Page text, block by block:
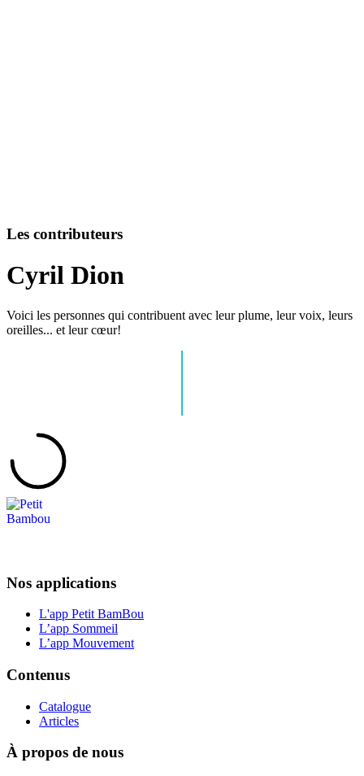
Les contributeurs
Cyril Dion
Voici les personnes qui contribuent avec leur plume, leur voix, leurs
oreilles... et leur cœur!
Nos applications
L'app Petit BamBou
L’app Sommeil
L’app Mouvement
Contenus
Catalogue
Articles
À propos de nous